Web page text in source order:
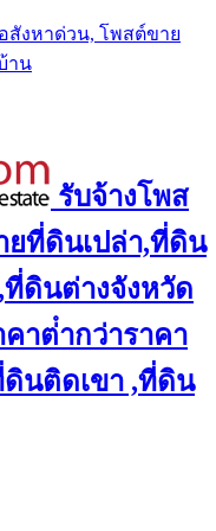
สังหาด่วน, โพสต์ขาย
าน
รับจ้างโพส
ยที่ดินเปล่า,ที่ดิน
ดินต่างจังหวัด
าต่ํากว่าราคา
นติดเขา ,ที่ดิน